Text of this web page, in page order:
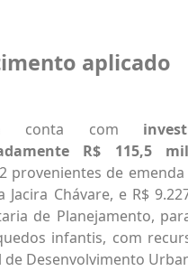
aplicado
conta com
R$ 115,5
provenientes de
Jacira Chávare, e R$
de Planejamento,
infantis, com
Desenvolvimento